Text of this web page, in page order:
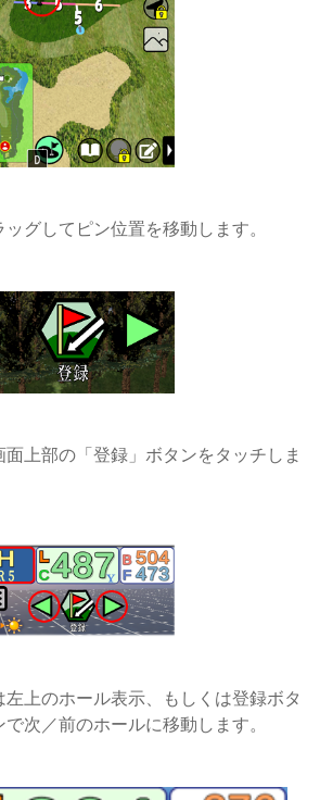
グしてピン位置を移動します。
上部の「登録」ボタンをタッチしま
上のホール表示、もしくは登録ボタ
次／前のホールに移動します。